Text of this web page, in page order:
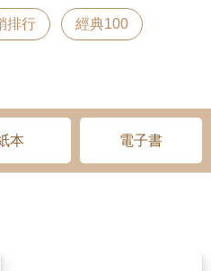
排行 經典100
本 電子書